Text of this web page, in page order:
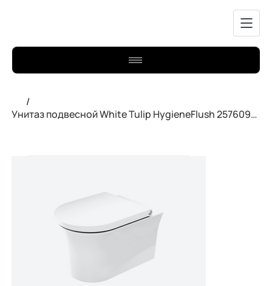
/
Унитаз подвесной White Tulip HygieneFlush 2576092000